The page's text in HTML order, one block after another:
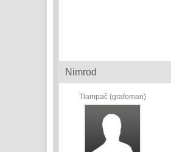
Nimrod
Tlampač (grafoman)